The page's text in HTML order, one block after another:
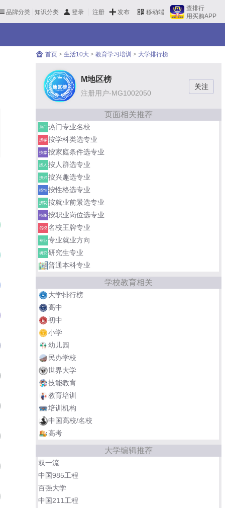
品牌分类 知识分类 登录 注册 发布 移动端
查排行
用买购APP
01 中山大学
02 武汉大学
华中科技大学
北京师范大学
06 中国海洋大学
07 云南大学
08 中南财经政法大学
09 西南交通大学
大连理工大学
首页 > 生活10大 > 教育学习培训 > 大学排行榜
M地区榜
注册用户-MG1002050
页面相关推荐
热门专业名校
按学科类选专业
按家庭条件选专业
按人群选专业
按兴趣选专业
按性格选专业
按就业前景选专业
按职业岗位选专业
名校王牌专业
专业就业方向
研究生专业
普通本科专业
学校教育相关
大学排行榜
高中
初中
小学
幼儿园
民办学校
世界大学
技能教育
教育培训
培训机构
中国高校/名校
高考
大学编辑推荐
双一流
中国985工程
百强大学
中国211工程